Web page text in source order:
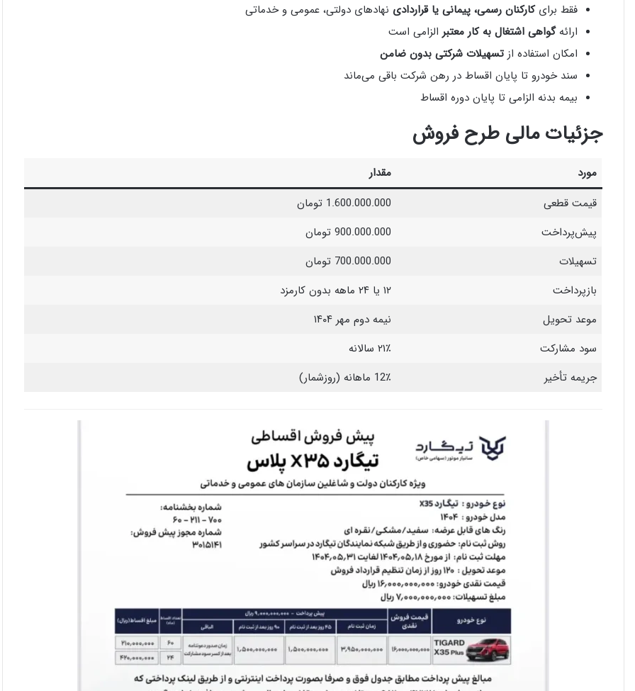
فقط برایکارکنان رسمی، پیمانی یا قراردادی نهادهای دولتی، عمومی و خدماتی
ارائهگواهی اشتغال به کار معتبر الزامی است
امکان استفاده از تسهیلات شرکتی بدون ضامن
سند خودرو تا پایان اقساط در رهن شرکت باقی می‌ماند
بیمه بدنه الزامی تا پایان دوره اقساط
جزئیات مالی طرح فروش
مورد
مقدار
قیمت قطعی
1.600.000.000 تومان
پیش‌پرداخت
900.000.000 تومان
تسهیلات
700.000.000 تومان
بازپرداخت
۱۲ یا ۲۴ ماهه بدون کارمزد
موعد تحویل
نیمه دوم مهر ۱۴۰۴
سود مشارکت
۲۱٪ سالانه
جریمه تأخیر
12٪ ماهانه (روزشمار)